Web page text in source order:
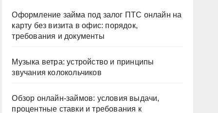
Оформление займа под залог ПТС онлайн на
карту без визита в офис: порядок,
требования и документы
Музыка ветра: устройство и принципы
звучания колокольчиков
Обзор онлайн-займов: условия выдачи,
процентные ставки и требования к